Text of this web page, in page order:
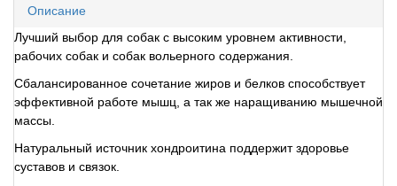
Описание
Лучший выбор для собак с высоким уровнем активности,
рабочих собак и собак вольерного содержания.
Сбалансированное сочетание жиров и белков способствует
эффективной работе мышц, а так же наращиванию мышечной
массы.
Натуральный источник хондроитина поддержит здоровье
суставов и связок.